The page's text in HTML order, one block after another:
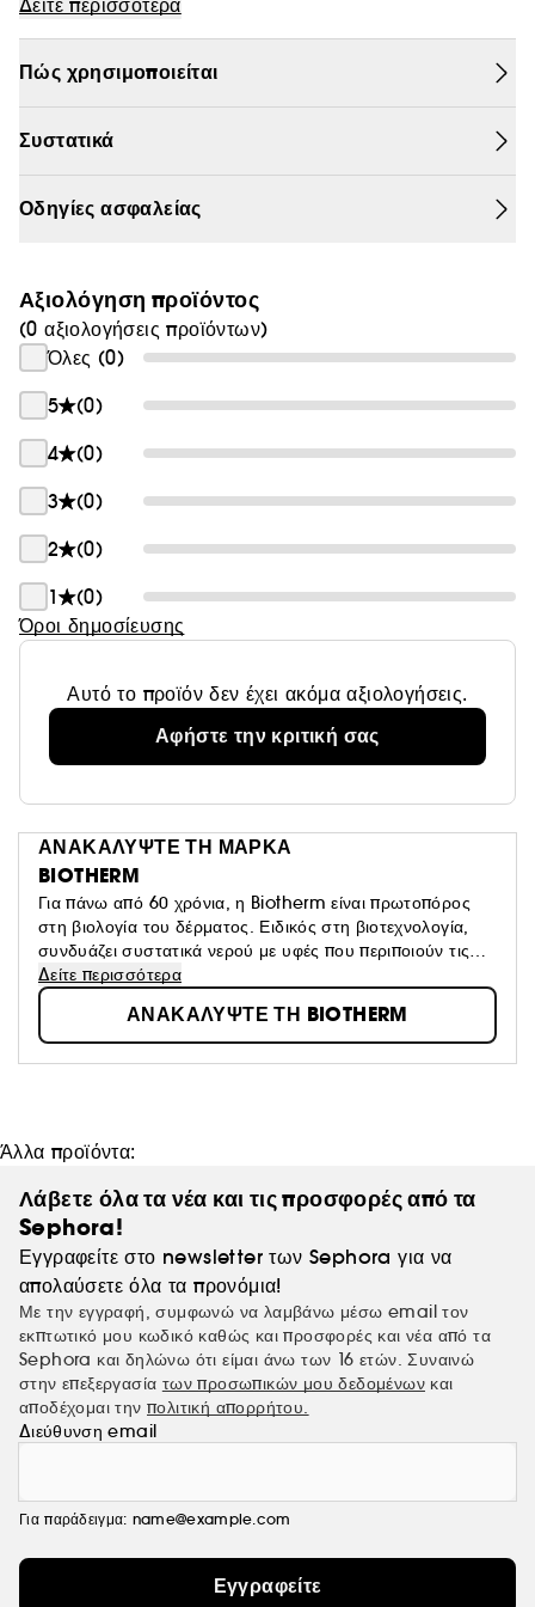
ανδρική επιδερμίδα από όλους τους ρύπους, ενώ
ταυτόχρονα την περιποιείται. Η επιδερμίδα
προετοιμάζεται για το ξύρισμα.
Δείτε περισσότερα
Πώς χρησιμοποιείται
Συστατικά
Οδηγίες ασφαλείας
Αξιολόγηση προϊόντος
(0 αξιολογήσεις προϊόντων)
Όλες (0)
5
(0)
4
(0)
3
(0)
2
(0)
1
(0)
Όροι δημοσίευσης
Αυτό το προϊόν δεν έχει ακόμα αξιολογήσεις.
Αφήστε την κριτική σας
ΑΝΑΚΑΛΥΨΤΕ ΤΗ ΜΑΡΚΑ
BIOTHERM
Για πάνω από 60 χρόνια, η Biotherm είναι πρωτοπόρος
στη βιολογία του δέρματος. Ειδικός στη βιοτεχνολογία,
συνδυάζει συστατικά νερού με υφές που περιποιούν τις
αισθήσεις, αφήνοντας το δέρμα ορατά πιο υγιές,
ισχυρότερο και πιο όμορφο, μέρα με τη μέρα. Αναζωογονεί
το δέρμα από μέσα προς τα έξω, με τη βοήθεια του νερού!
Δείτε περισσότερα
ΑΝΑΚΑΛΥΨΤΕ ΤΗ BIOTHERM
Άλλα προϊόντα:
Λάβετε όλα τα νέα και τις προσφορές από τα
Sephora!
Εγγραφείτε στο newsletter των Sephora για να
απολαύσετε όλα τα προνόμια!
Με την εγγραφή, συμφωνώ να λαμβάνω μέσω email τον
εκπτωτικό μου κωδικό καθώς και προσφορές και νέα από τα
Sephora και δηλώνω ότι είμαι άνω των 16 ετών. Συναινώ
στην επεξεργασία των προσωπικών μου δεδομένων και
αποδέχομαι την πολιτική απορρήτου.
Διεύθυνση email
Για παράδειγμα: name@example.com
Εγγραφείτε